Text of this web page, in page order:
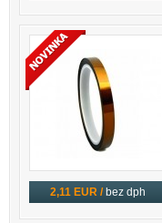
2,11 EUR / bez dph